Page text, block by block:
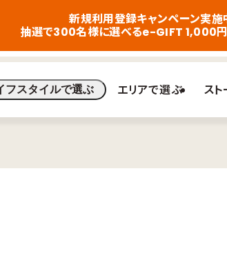
新規利用登録キャンペーン実施
抽選で300名様に選べるe-GIFT 1,000円
フスタイルで選ぶ エリアで選ぶ ス